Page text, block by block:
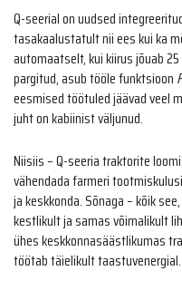
Q-seerial on uudsed
tasakaalustatult nii ees kui ka
automaatselt, kui kiirus jõuab
pargitud, asub tööle funktsioon
eesmised töötuled jäävad veel
juht on kabiinist väljunud.
Niisiis – Q-seeria traktorite
vähendada farmeri
ja keskkonda. Sõnaga – kõik
kestlikult ja samas võimalikult
ühes keskkonnasäästlikumas
töötab täielikult taastuvenergial.